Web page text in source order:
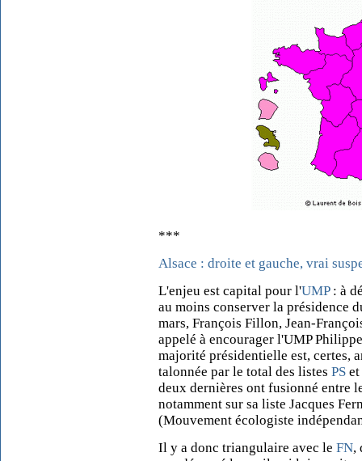
***
Alsace : droite et gauche, vrai
L'enjeu est capital pour l'UMP: à
au moins conserver la présidence
mars, François Fillon, Jean-
appelé à encourager l'UMP
majorité présidentielle est, certes,
talonnée par le total des listes PS et
deux dernières ont fusionné entre
notamment sur sa liste Jacques
(Mouvement écologiste
Il y a donc triangulaire avec le FN,